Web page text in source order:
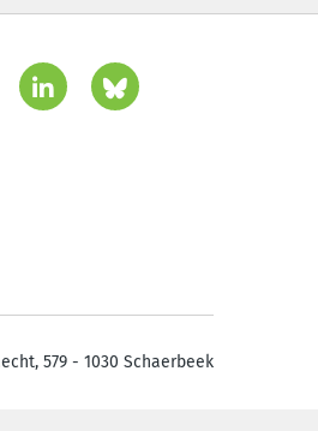
579 - 1030 Schaerbeek